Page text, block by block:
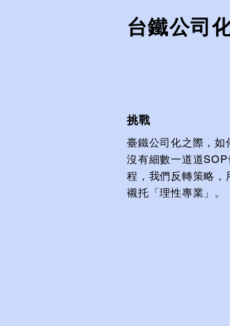
台鐵公司
​挑戰
臺鐵公司化之際，如
沒有細數一道道
程，我們反轉策略，
襯托「理性專業」。